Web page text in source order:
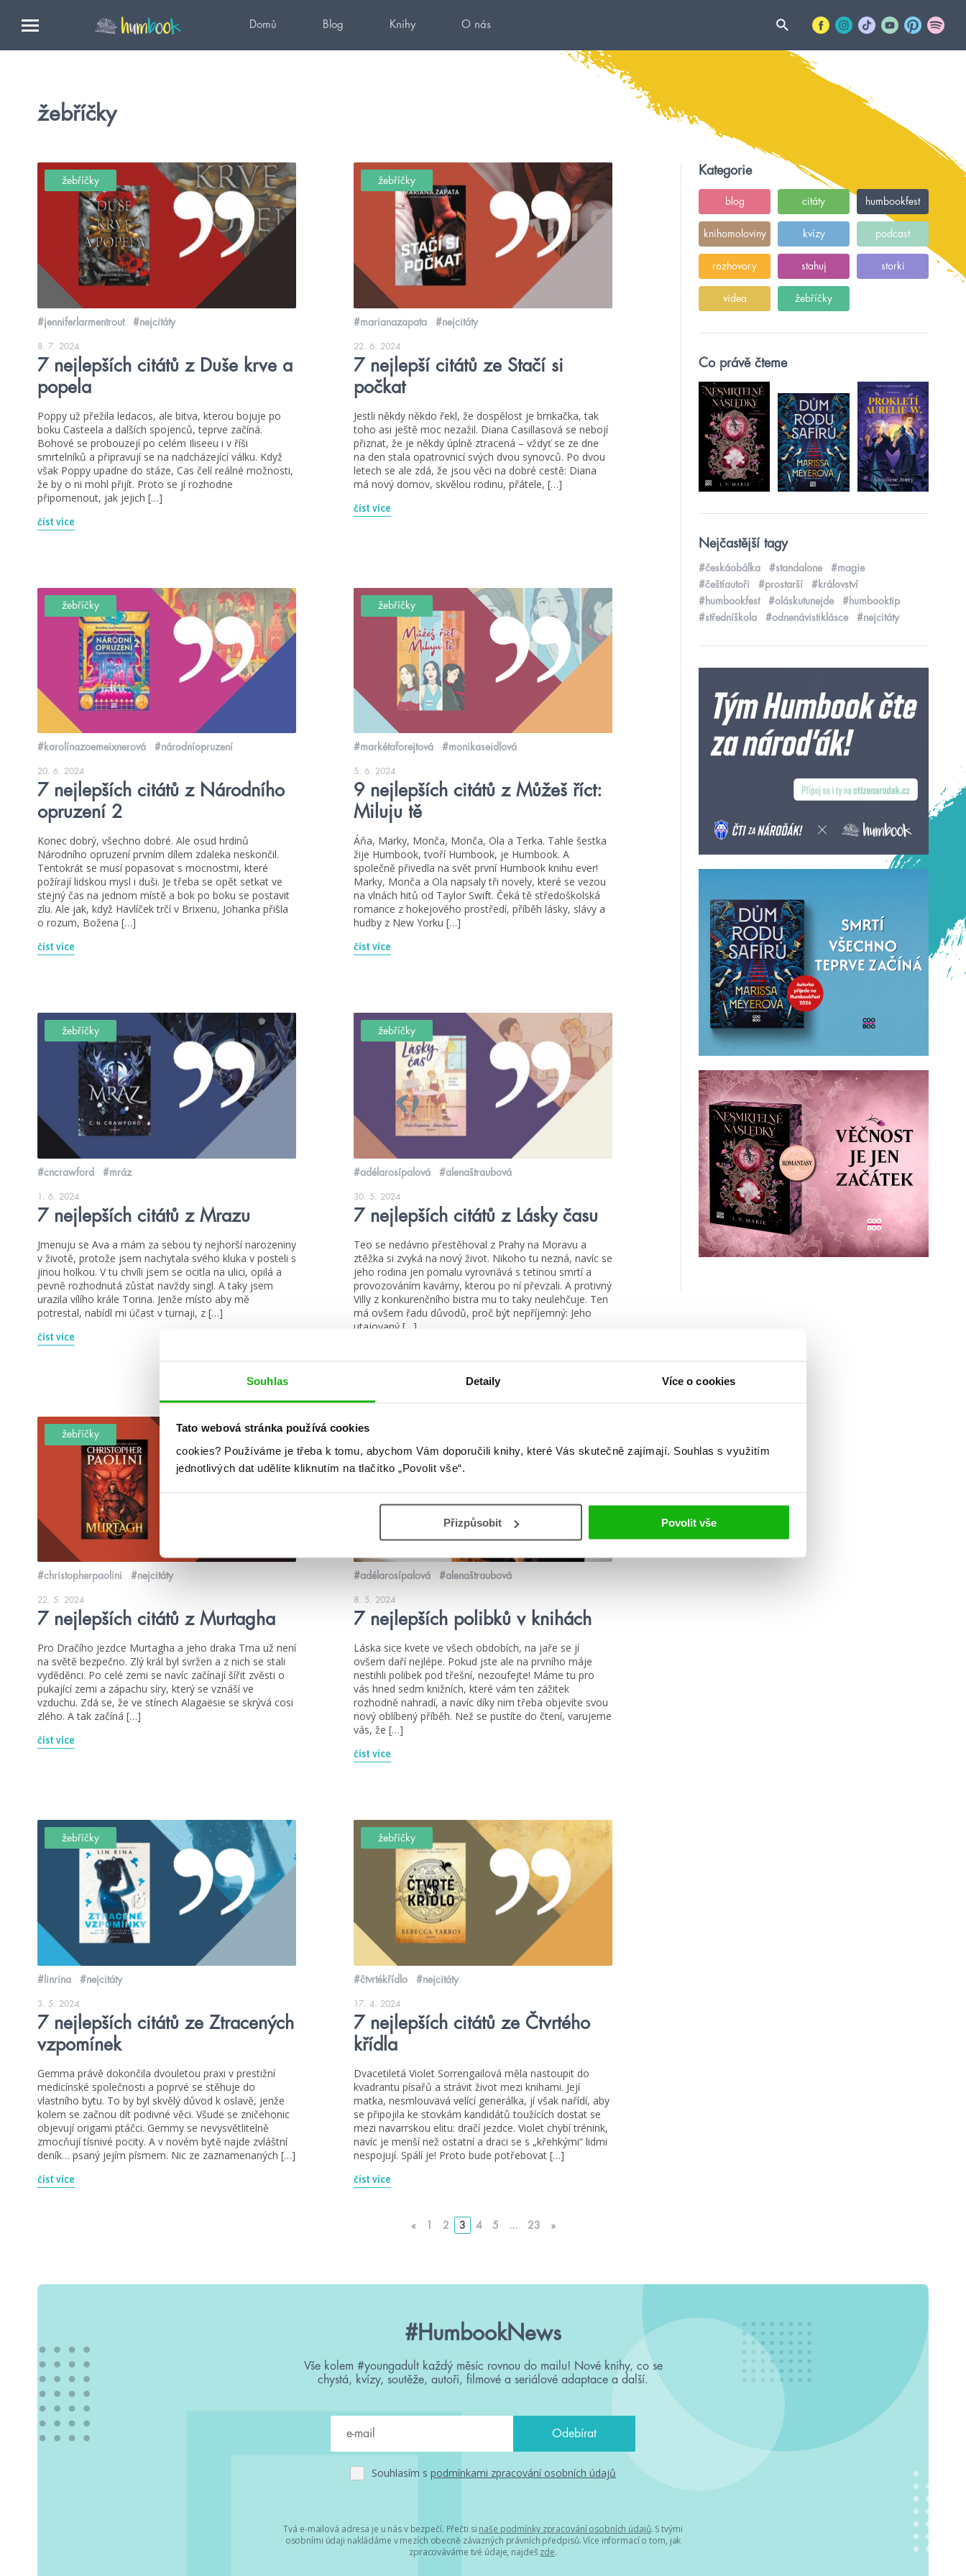
Souhlas Detaily Více o cookies
Tato webová stránka používá cookies
cookies? Používáme je třeba k tomu, abychom Vám doporučili knihy, které Vás skutečně zajímají. Souhlas s využitím
jednotlivých dat udělíte kliknutím na tlačítko „Povolit vše“.
Přizpůsobit Povolit vše
Domů Blog Knihy O nás
žebříčky
žebříčky
#jenniferlarmentrout #nejcitáty
8. 7. 2024
7 nejlepších citátů z Duše krve a
popela
Poppy už přežila ledacos, ale bitva, kterou bojuje po
boku Casteela a dalších spojenců, teprve začíná.
Bohové se probouzejí po celém Iliseeu i v říši
smrtelníků a připravují se na nadcházející válku. Když
však Poppy upadne do stáze, Cas čelí reálné možnosti,
že by o ni mohl přijít. Proto se jí rozhodne
připomenout, jak jejich […]
číst více
žebříčky
#marianazapata #nejcitáty
22. 6. 2024
7 nejlepší citátů ze Stačí si
počkat
Jestli někdy někdo řekl, že dospělost je brnkačka, tak
toho asi ještě moc nezažil. Diana Casillasová se nebojí
přiznat, že je někdy úplně ztracená – vždyť se ze dne
na den stala opatrovnicí svých dvou synovců. Po dvou
letech se ale zdá, že jsou věci na dobré cestě: Diana
má nový domov, skvělou rodinu, přátele, […]
číst více
žebříčky
#karolínazoemeixnerová #národníopruzení
20. 6. 2024
7 nejlepších citátů z Národního
opruzení 2
Konec dobrý, všechno dobré. Ale osud hrdinů
Národního opruzení prvním dílem zdaleka neskončil.
Tentokrát se musí popasovat s mocnostmi, které
požírají lidskou mysl i duši. Je třeba se opět setkat ve
stejný čas na jednom místě a bok po boku se postavit
zlu. Ale jak, když Havlíček trčí v Brixenu, Johanka přišla
o rozum, Božena […]
číst více
žebříčky
#markétaforejtová #monikaseidlová
5. 6. 2024
9 nejlepších citátů z Můžeš říct:
Miluju tě
Áňa, Marky, Monča, Monča, Ola a Terka. Tahle šestka
žije Humbook, tvoří Humbook, je Humbook. A
společně přivedla na svět první Humbook knihu ever!
Marky, Monča a Ola napsaly tři novely, které se vezou
na vlnách hitů od Taylor Swift. Čeká tě středoškolská
romance z hokejového prostředí, příběh lásky, slávy a
hudby z New Yorku […]
číst více
žebříčky
#cncrawford #mráz
1. 6. 2024
7 nejlepších citátů z Mrazu
Jmenuju se Ava a mám za sebou ty nejhorší narozeniny
v životě, protože jsem nachytala svého kluka v posteli s
jinou holkou. V tu chvíli jsem se ocitla na ulici, opilá a
pevně rozhodnutá zůstat navždy singl. A taky jsem
urazila vílího krále Torina. Jenže místo aby mě
potrestal, nabídl mi účast v turnaji, z […]
číst více
žebříčky
#adélarosípalová #alenaštraubová
30. 5. 2024
7 nejlepších citátů z Lásky času
Teo se nedávno přestěhoval z Prahy na Moravu a
ztěžka si zvyká na nový život. Nikoho tu nezná, navíc se
jeho rodina jen pomalu vyrovnává s tetinou smrtí a
provozováním kavárny, kterou po ní převzali. A protivný
Villy z konkurenčního bistra mu to taky neulehčuje. Ten
má ovšem řadu důvodů, proč být nepříjemný: Jeho
utajovaný […]
žebříčky
#christopherpaolini #nejcitáty
22. 5. 2024
7 nejlepších citátů z Murtagha
Pro Dračího jezdce Murtagha a jeho draka Trna už není
na světě bezpečno. Zlý král byl svržen a z nich se stali
vyděděnci. Po celé zemi se navíc začínají šířit zvěsti o
pukající zemi a zápachu síry, který se vznáší ve
vzduchu. Zdá se, že ve stínech Alagaësie se skrývá cosi
zlého. A tak začíná […]
číst více
#adélarosípalová #alenaštraubová
8. 5. 2024
7 nejlepších polibků v knihách
Láska sice kvete ve všech obdobích, na jaře se jí
ovšem daří nejlépe. Pokud jste ale na prvního máje
nestihli polibek pod třešní, nezoufejte! Máme tu pro
vás hned sedm knižních, které vám ten zážitek
rozhodně nahradí, a navíc díky nim třeba objevíte svou
nový oblíbený příběh. Než se pustíte do čtení, varujeme
vás, že […]
číst více
žebříčky
#linrina #nejcitáty
3. 5. 2024
7 nejlepších citátů ze Ztracených
vzpomínek
Gemma právě dokončila dvouletou praxi v prestižní
medicínské společnosti a poprvé se stěhuje do
vlastního bytu. To by byl skvělý důvod k oslavě, jenže
kolem se začnou dít podivné věci. Všude se zničehonic
objevují origami ptáčci. Gemmy se nevysvětlitelně
zmocňují tísnivé pocity. A v novém bytě najde zvláštní
deník… psaný jejím písmem. Nic ze zaznamenaných […]
číst více
žebříčky
#čtvrtékřídlo #nejcitáty
17. 4. 2024
7 nejlepších citátů ze Čtvrtého
křídla
Dvacetiletá Violet Sorrengailová měla nastoupit do
kvadrantu písařů a strávit život mezi knihami. Její
matka, nesmlouvavá velící generálka, jí však nařídí, aby
se připojila ke stovkám kandidátů toužících dostat se
mezi navarrskou elitu: dračí jezdce. Violet chybí trénink,
navíc je menší než ostatní a draci se s „křehkými“ lidmi
nespojují. Spálí je! Proto bude potřebovat […]
číst více
Kategorie
blog citáty humbookfest
knihomoloviny kvízy podcast
rozhovory stahuj storki
videa žebříčky
Co právě čteme
Nejčastější tagy
#českáobálka #standalone
#magie
#češtíautoři
#prostarší
#království
#humbookfest
#oláskutunejde
#humbooktip
#středníškola
#odnenávistiklásce #nejcitáty
« 1 2 3 4 5 23 »
#HumbookNews
Vše kolem #youngadult každý měsíc rovnou do mailu! Nové knihy, co se
chystá, kvízy, soutěže, autoři, filmové a seriálové adaptace a další.
Souhlasím s podmínkami zpracování osobních údajů
Tvá e-mailová adresa je u nás v bezpečí. Přečti si naše podmínky zpracování osobních údajů. S tvými
osobními údaji nakládáme v mezích obecně závazných právních předpisů. Více informací o tom, jak
zpracováváme tvé údaje, najdeš zde.